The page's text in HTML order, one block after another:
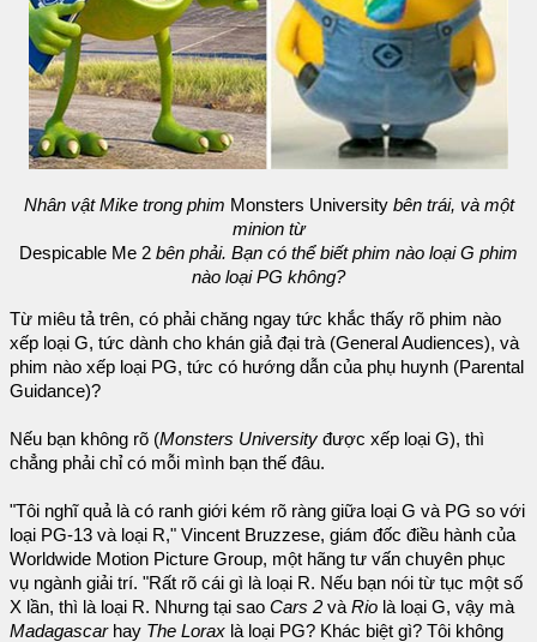
Nhân vật Mike trong phim Monsters University bên trái, và một
minion từ
Despicable Me 2 bên phải. Bạn có thể biết phim nào loại G phim
nào loại PG không?
Từ miêu tả trên, có phải chăng ngay tức khắc thấy rõ phim nào
xếp loại G, tức dành cho khán giả đại trà (General Audiences), và
phim nào xếp loại PG, tức có hướng dẫn của phụ huynh (Parental
Guidance)?
Nếu bạn không rõ (Monsters University được xếp loại G), thì
chẳng phải chỉ có mỗi mình bạn thế đâu.
"Tôi nghĩ quả là có ranh giới kém rõ ràng giữa loại G và PG so với
loại PG-13 và loại R," Vincent Bruzzese, giám đốc điều hành của
Worldwide Motion Picture Group, một hãng tư vấn chuyên phục
vụ ngành giải trí. "Rất rõ cái gì là loại R. Nếu bạn nói từ tục một số
X lần, thì là loại R. Nhưng tại sao Cars 2 và Rio là loại G, vậy mà
Madagascar hay The Lorax là loại PG? Khác biệt gì? Tôi không